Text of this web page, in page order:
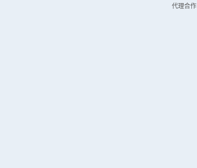
代理合作